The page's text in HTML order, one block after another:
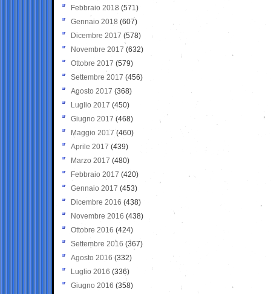
Febbraio 2018 (571)
Gennaio 2018 (607)
Dicembre 2017 (578)
Novembre 2017 (632)
Ottobre 2017 (579)
Settembre 2017 (456)
Agosto 2017 (368)
Luglio 2017 (450)
Giugno 2017 (468)
Maggio 2017 (460)
Aprile 2017 (439)
Marzo 2017 (480)
Febbraio 2017 (420)
Gennaio 2017 (453)
Dicembre 2016 (438)
Novembre 2016 (438)
Ottobre 2016 (424)
Settembre 2016 (367)
Agosto 2016 (332)
Luglio 2016 (336)
Giugno 2016 (358)